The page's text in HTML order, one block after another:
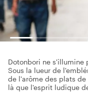
Dotonbori ne s'illumine
Sous la lueur de
de l'arôme des plats de
là que l'esprit ludique